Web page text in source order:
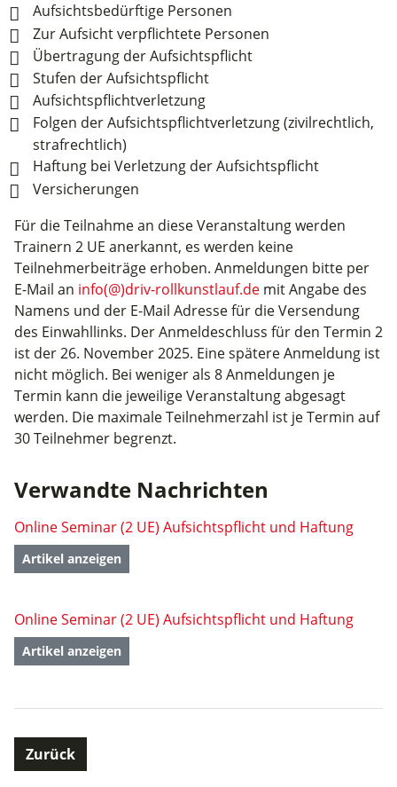
Aufsichtsbedürftige Personen
Zur Aufsicht verpflichtete Personen
Übertragung der Aufsichtspflicht
Stufen der Aufsichtspflicht
Aufsichtspflichtverletzung
Folgen der Aufsichtspflichtverletzung (zivilrechtlich,
strafrechtlich)
Haftung bei Verletzung der Aufsichtspflicht
Versicherungen
Für die Teilnahme an diese Veranstaltung werden
Trainern 2 UE anerkannt, es werden keine
Teilnehmerbeiträge erhoben. Anmeldungen bitte per
E-Mail an info(@)driv-rollkunstlauf.de mit Angabe des
Namens und der E-Mail Adresse für die Versendung
des Einwahllinks. Der Anmeldeschluss für den Termin 2
ist der 26. November 2025. Eine spätere Anmeldung ist
nicht möglich. Bei weniger als 8 Anmeldungen je
Termin kann die jeweilige Veranstaltung abgesagt
werden. Die maximale Teilnehmerzahl ist je Termin auf
30 Teilnehmer begrenzt.
Verwandte Nachrichten
Online Seminar (2 UE) Aufsichtspflicht und Haftung
Artikel anzeigen
Online Seminar (2 UE) Aufsichtspflicht und Haftung
Artikel anzeigen
Zurück